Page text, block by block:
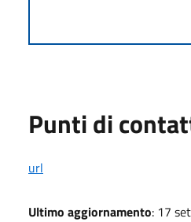
Punti di
url
Ultimo aggiornamento: 17